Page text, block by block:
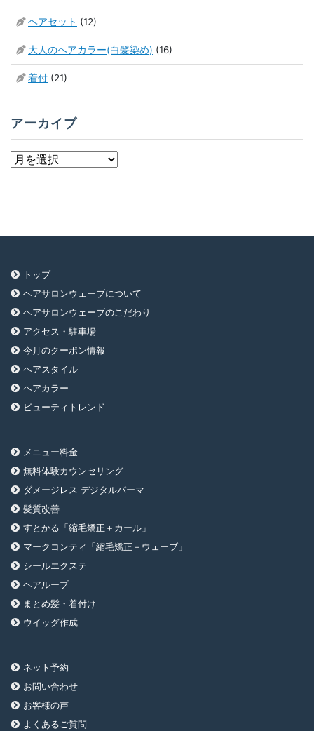
ヘアセット (12)
大人のヘアカラー(白髪染め) (16)
着付 (21)
アーカイブ
ア
トップ
ヘアサロンウェーブについて
ヘアサロンウェーブのこだわり
アクセス・駐車場
今月のクーポン情報
ヘアスタイル
ヘアカラー
ビューティトレンド
メニュー料金
無料体験カウンセリング
ダメージレス デジタルパーマ
髪質改善
すとかる「縮毛矯正＋カール」
マークコンティ「縮毛矯正＋ウェーブ」
シールエクステ
ヘアループ
まとめ髪・着付け
ウイッグ作成
ネット予約
お問い合わせ
お客様の声
よくあるご質問